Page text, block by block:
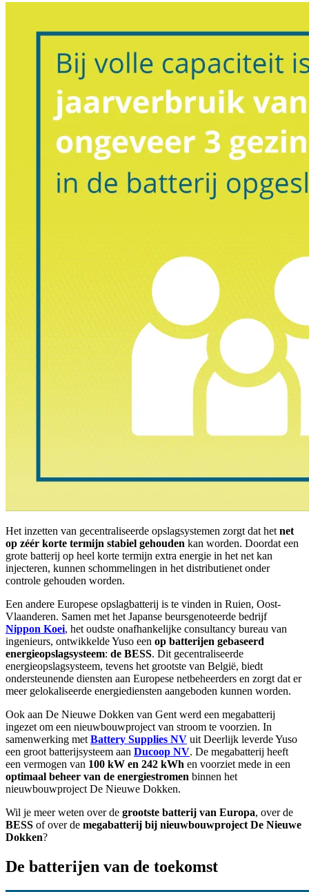
Het inzetten van gecentraliseerde opslagsystemen zorgt dat hetnet
op zéér korte termijn stabiel gehouden kan worden. Doordat een
grote batterij op heel korte termijn extra energie in het net kan
injecteren, kunnen schommelingen in het distributienet onder
controle gehouden worden.
Een andere Europese opslagbatterij is te vinden in Ruien, Oost-
Vlaanderen. Samen met het Japanse beursgenoteerde bedrijf
Nippon Koei, het oudste onafhankelijke consultancy bureau van
ingenieurs, ontwikkelde Yuso een op batterijen gebaseerd
energieopslagsysteem: de BESS. Dit gecentraliseerde
energieopslagsysteem, tevens het grootste van België, biedt
ondersteunende diensten aan Europese netbeheerders en zorgt dat er
meer gelokaliseerde energiediensten aangeboden kunnen worden.
Ook aan De Nieuwe Dokken van Gent werd een megabatterij
ingezet om een nieuwbouwproject van stroom te voorzien. In
samenwerking metBattery Supplies NV uit Deerlijk leverde Yuso
een groot batterijsysteem aan Ducoop NV. De megabatterij heeft
een vermogen van 100 kW en 242 kWh en voorziet mede in een
optimaal beheer van de energiestromen binnen het
nieuwbouwproject De Nieuwe Dokken.
Wil je meer weten over de grootste batterij van Europa, over de
BESS of over de megabatterij bij nieuwbouwproject De Nieuwe
Dokken?
De batterijen van de toekomst